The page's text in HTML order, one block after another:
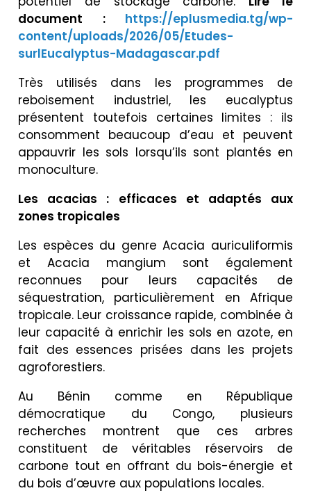
document : https://eplusmedia.tg/wp-
content/uploads/2026/05/Etudes-
surlEucalyptus-Madagascar.pdf
Très utilisés dans les programmes de
reboisement industriel, les eucalyptus
présentent toutefois certaines limites : ils
consomment beaucoup d’eau et peuvent
appauvrir les sols lorsqu’ils sont plantés en
monoculture.
Les acacias : efficaces et adaptés aux
zones tropicales
Les espèces du genre Acacia auriculiformis
et Acacia mangium sont également
reconnues pour leurs capacités de
séquestration, particulièrement en Afrique
tropicale. Leur croissance rapide, combinée à
leur capacité à enrichir les sols en azote, en
fait des essences prisées dans les projets
agroforestiers.
Au Bénin comme en République
démocratique du Congo, plusieurs
recherches montrent que ces arbres
constituent de véritables réservoirs de
carbone tout en offrant du bois-énergie et
du bois d’œuvre aux populations locales.